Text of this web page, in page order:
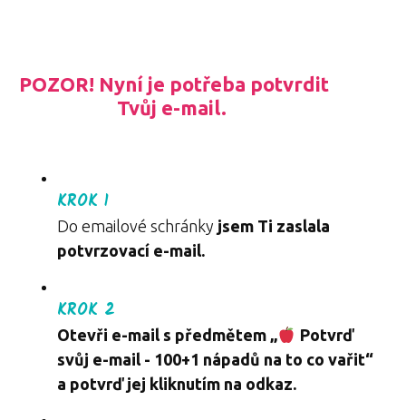
POZOR! Nyní je potřeba potvrdit
Tvůj e-mail.
KROK 1
Do emailové schránky jsem Ti zaslala
potvrzovací e-mail.
KROK 2
Otevři e-mail s předmětem „
Potvrď
svůj e-mail - 100+1 nápadů na to co vařit“
a potvrď jej kliknutím na odkaz.